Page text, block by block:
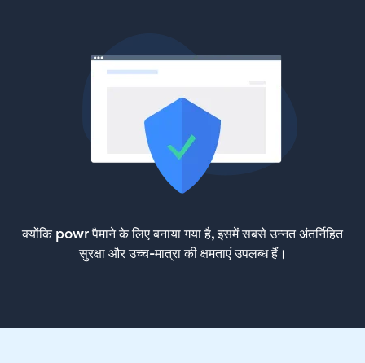
क्योंकि powr पैमाने के लिए बनाया गया है, इसमें सबसे उन्नत अंतर्निहित
सुरक्षा और उच्च-मात्रा की क्षमताएं उपलब्ध हैं।